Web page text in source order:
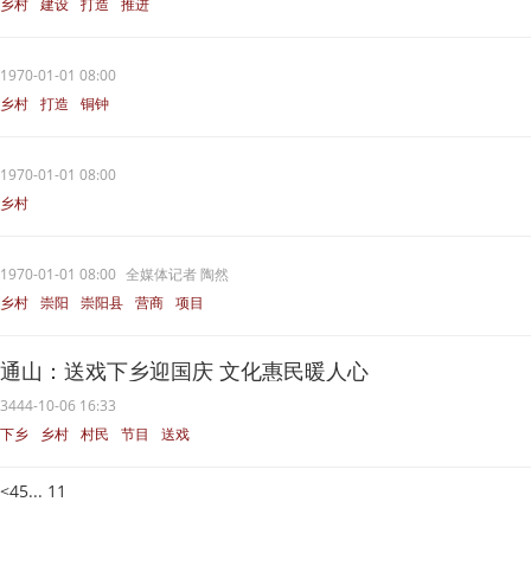
乡村 建设 打造 推进
1970-01-01 08:00
乡村 打造 铜钟
1970-01-01 08:00
乡村
1970-01-01 08:00 全媒体记者 陶然
乡村 崇阳 崇阳县 营商 项目
通山：送戏下乡迎国庆 文化惠民暖人心
3444-10-06 16:33
下乡
乡村 村民 节目 送戏
<45... 11